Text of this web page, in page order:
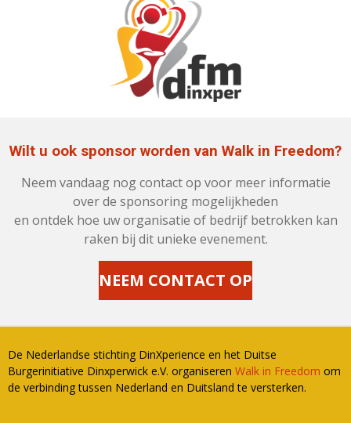
Wilt u ook sponsor worden van Walk in Freedom?
Neem vandaag nog contact op voor meer informatie
over de sponsoring mogelijkheden
en ontdek hoe uw organisatie of bedrijf betrokken kan
raken bij dit unieke evenement.
NEEM CONTACT OP
De Nederlandse stichting DinXperience en het Duitse
Burgerinitiative Dinxperwick e.V. organiseren Walk in Freedom om
de verbinding tussen Nederland en Duitsland te versterken.